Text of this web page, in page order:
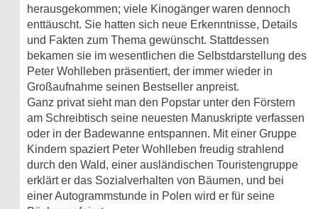
herausgekommen; viele Kinogänger waren dennoch
enttäuscht. Sie hatten sich neue Erkenntnisse, Details
und Fakten zum Thema gewünscht. Stattdessen
bekamen sie im wesentlichen die Selbstdarstellung des
Peter Wohlleben präsentiert, der immer wieder in
Großaufnahme seinen Bestseller anpreist.
Ganz privat sieht man den Popstar unter den Förstern
am Schreibtisch seine neuesten Manuskripte verfassen
oder in der Badewanne entspannen. Mit einer Gruppe
Kindern spaziert Peter Wohlleben freudig strahlend
durch den Wald, einer ausländischen Touristengruppe
erklärt er das Sozialverhalten von Bäumen, und bei
einer Autogrammstunde in Polen wird er für seine